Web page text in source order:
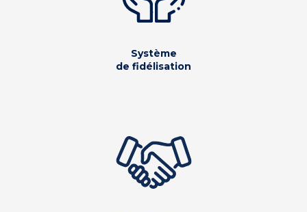
Système
de fidélisation